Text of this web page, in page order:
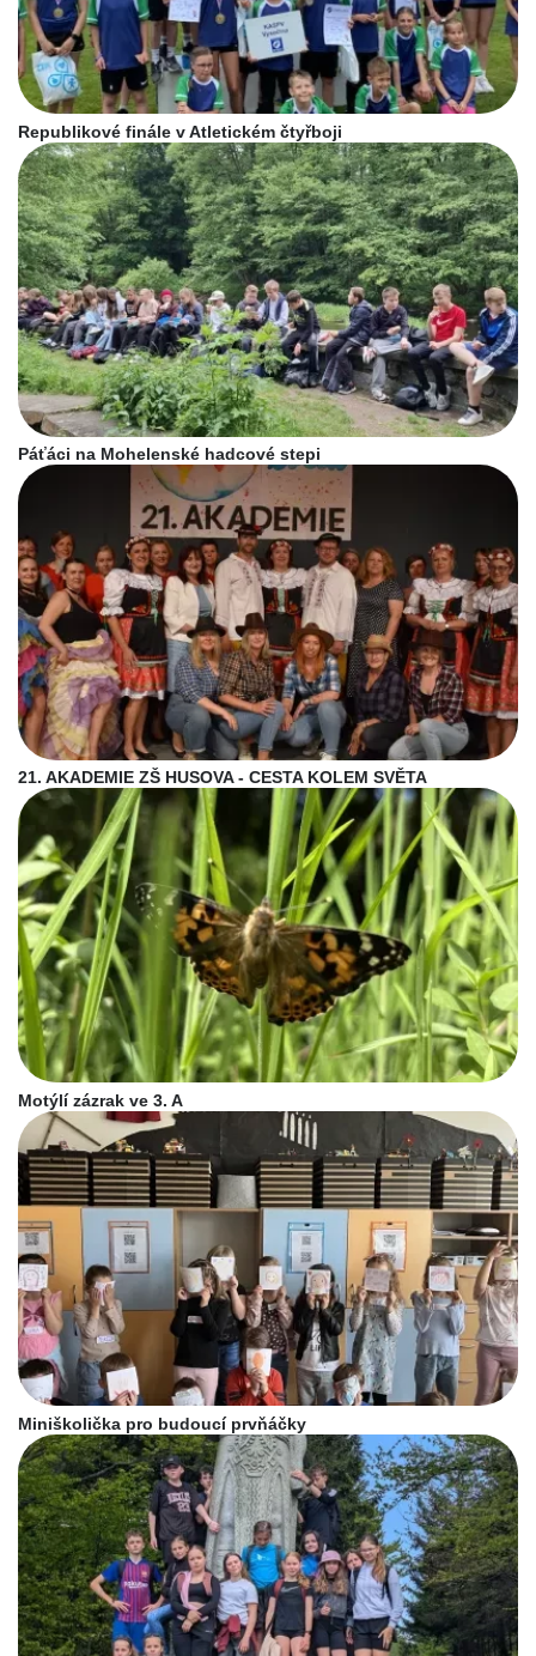
Republikové finále v Atletickém čtyřboji
Páťáci na Mohelenské hadcové stepi
21. AKADEMIE ZŠ HUSOVA - CESTA KOLEM SVĚTA
Motýlí zázrak ve 3. A
Miniškolička pro budoucí prvňáčky